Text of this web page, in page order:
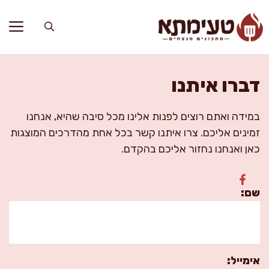
לתוכן
דברו איתנו
במידה ואתם רוצים לפנות אלינו מכל סיבה שהיא, אנחנו
זמינים אליכם. צרו איתנו קשר בכל אחת מהדרכים המוצגות
כאן ואנחנו נחזור אליכם בהקדם.
שם:
אימייל: